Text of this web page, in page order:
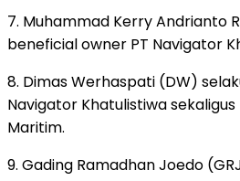
7. Muhammad Kerry Andrianto
beneficial owner PT Navigator
8. Dimas Werhaspati (DW)
Navigator Khatulistiwa
Maritim.
9. Gading Ramadhan Joedo